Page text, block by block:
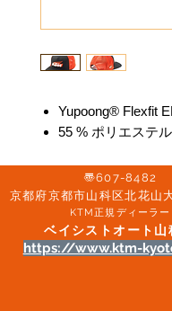
Yupoong® Flexfit
55 % ポリエステ
〠607-8482
京都府京都市山科区北花山
KTM正規ディーラー
ベイシストオート山
https://www.ktm-